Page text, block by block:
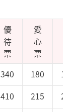
優
待
票
愛
心
票
340 180
410 215